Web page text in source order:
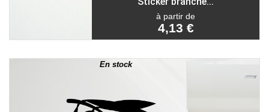
à partir de
4,13 €
En stock